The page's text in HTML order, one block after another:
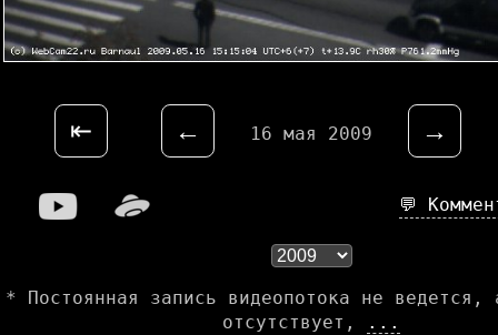
⇤ ← 16 мая 2009 →
💬
* Постоянная запись видеопотока не ведется,
отсутствует,
...